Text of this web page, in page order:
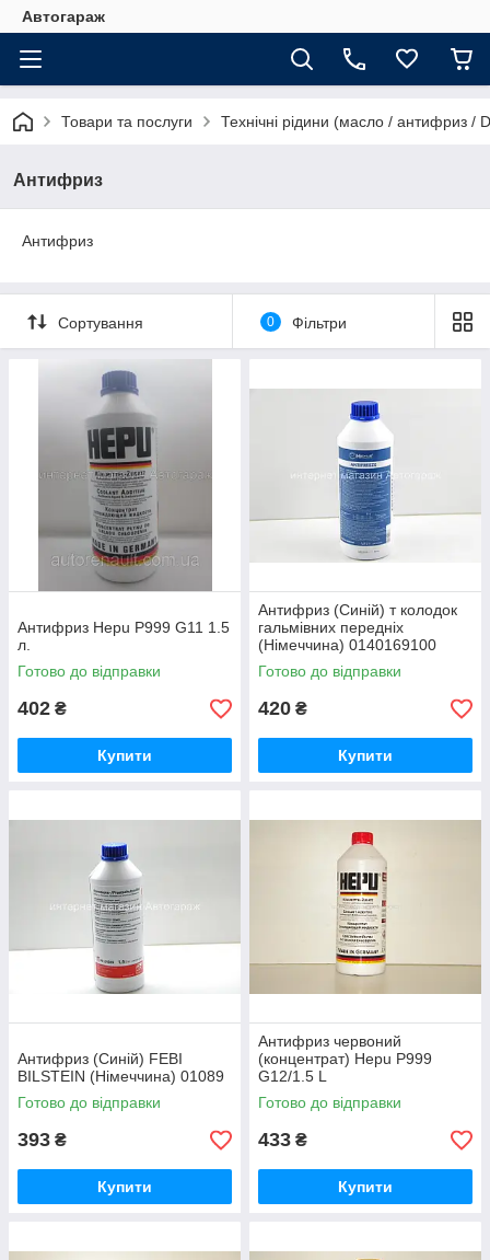
Автогараж
Товари та послуги Технічні рідини (масло / антифриз /
Антифриз
Антифриз
Сортування 0 Фільтри
Антифриз Hepu P999 G11 1.5
л.
Готово до відправки
402 ₴
Купити
Антифриз (Синій) т колодок
гальмівних передніх
(Німеччина) 0140169100
Готово до відправки
420 ₴
Купити
Антифриз (Синій) FEBI
BILSTEIN (Німеччина) 01089
Готово до відправки
393 ₴
Купити
Антифриз червоний
(концентрат) Hepu P999
G12/1.5 L
Готово до відправки
433 ₴
Купити